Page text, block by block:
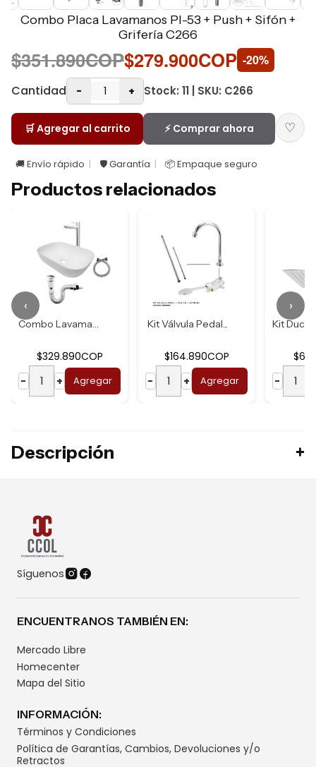
Combo Placa Lavamanos Pl-53 + Push + Sifón +
Grifería C266
$351.890COP$279.900COP -20%
Cantidad
- + Stock: 11 | SKU: C266
🛒 Agregar al carrito ⚡ Comprar ahora ♡
🚚 Envío rápido 🛡️ Garantía 📦 Empaque seguro
Productos relacionados
Combo Lavamanos B...
Agregar
Kit Válvula Pedal...
$164.890COP
−
Agregar
Kit Ducha Acero U...
$62.590COP
−
Agregar
‹ ›
Descripción
Síguenos
ENCUENTRANOS TAMBIÉN EN:
Mercado Libre
Homecenter
Mapa del Sitio
INFORMACIÓN:
Términos y Condiciones
Política de Garantías, Cambios, Devoluciones y/o
Retractos